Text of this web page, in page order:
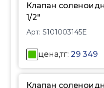
Клапан
1/2"
Арт:S101003145E
цена,тг:29 349
Клапан